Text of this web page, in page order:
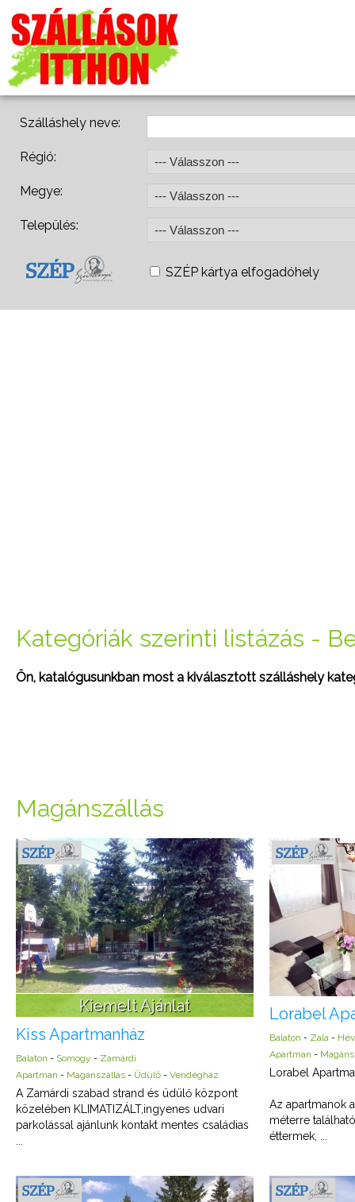
Szálláshely neve:
Régió:
Megye:
Település:
SZÉP kártya elfogadóhely
Kategóriák szerinti listázás -
Ön, katalógusunkban most a kiválasztott szálláshely
Magánszállás
Kiemelt Ajánlat
Kiss Apartmanház
Balaton - Somogy - Zamárdi
Apartman - Magánszállás - Üdülő - Vendégház
A Zamárdi szabad strand és üdülő központ
közelében KLIMATIZÁLT,ingyenes udvari
parkolással ajánlunk kontakt mentes családias
Lorabel
Balaton - Zala -
Apartman -
Lorabel
Az apartmanok
méterre
éttermek, ...